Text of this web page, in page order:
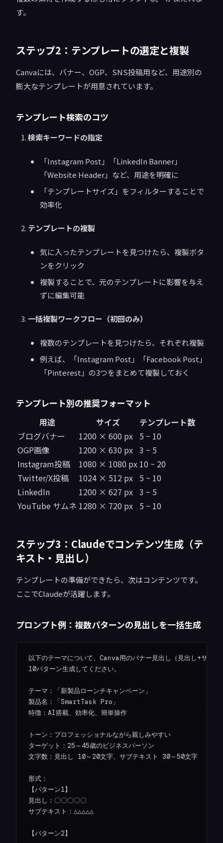
す。
ステップ2：テンプレートの選定と複製
Canvaには、バナー、OGP、SNS投稿用など、用途別の
膨大なテンプレートが用意されています。
テンプレート検索のコツ
検索キーワードの指定
「Instagram Post」「LinkedIn Banner」
「Website Header」など、用途を明確に
「テンプレートサイズ」をフィルターすることで
効率化
テンプレートの複製
気に入ったテンプレートを見つけたら、複製ボタ
ンをクリック
複製することで、元のテンプレートに影響を与え
ずに編集可能
一括複製ワークフロー（初回のみ）
複数のテンプレートを見つけたら、それぞれ複製
例えば、「Instagram Post」「Facebook Post」
「Pinterest」の3つをまとめて複製しておく
テンプレート別の推奨フォーマット
用途 サイズ
テンプレート数
ブログバナー
1200 × 600 px 5 ~ 10
OGP画像
1200 × 630 px 3 ~ 5
Instagram投稿
1080 × 1080 px 10 ~ 20
Twitter/X投稿
1024 × 512 px 5 ~ 10
LinkedIn
1200 × 627 px 3 ~ 5
YouTube サムネ 1280 × 720 px 5 ~ 10
ステップ3：Claudeでコンテンツ生成（テ
キスト・見出し）
テンプレートの準備ができたら、次はコンテンツです。
ここでClaudeが活躍します。
プロンプト例：複数パターンの見出しを一括生成
以下のテーマについて、Canva用のバナー見出し（見出し+サブテ
10パターン生成してください。
テーマ：「新製品ローンチキャンペーン」
製品名：「SmartTask Pro」
特徴：AI搭載、効率化、簡単操作
トーン：プロフェッショナルながら親しみやすい
ターゲット：25～45歳のビジネスパーソン
文字数：見出し 10～20文字、サブテキスト 30～50文字
形式：
【パターン1】
見出し：〇〇〇〇〇
サブテキスト：△△△△△
【パターン2】